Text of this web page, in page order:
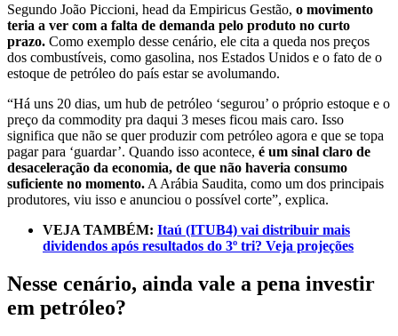
Segundo João Piccioni, head da Empiricus Gestão, o movimento
teria a ver com a falta de demanda pelo produto no curto
prazo. Como exemplo desse cenário, ele cita a queda nos preços
dos combustíveis, como gasolina, nos Estados Unidos e o fato de o
estoque de petróleo do país estar se avolumando.
“Há uns 20 dias, um hub de petróleo ‘segurou’ o próprio estoque e o
preço da commodity pra daqui 3 meses ficou mais caro. Isso
significa que não se quer produzir com petróleo agora e que se topa
pagar para ‘guardar’. Quando isso acontece, é um sinal claro de
desaceleração da economia, de que não haveria consumo
suficiente no momento. A Arábia Saudita, como um dos principais
produtores, viu isso e anunciou o possível corte”, explica.
VEJA TAMBÉM: Itaú (ITUB4) vai distribuir mais
dividendos após resultados do 3º tri? Veja projeções
Nesse cenário, ainda vale a pena investir
em petróleo?